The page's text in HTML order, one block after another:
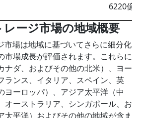
6220億
ージ市場の地域概要
市場は地域に基づいてさらに細分化
市場成長が評価されます。これらに
ナダ、およびその他の北米）、ヨー
ランス、イタリア、スペイン、英
ヨーロッパ）、アジア太平洋（中
オーストラリア、シンガポール、お
太平洋）およびその他の地域が含ま